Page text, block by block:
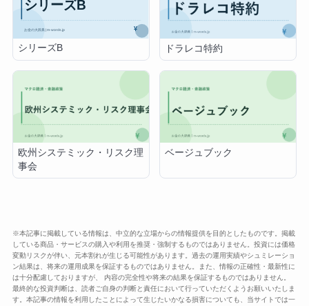
シリーズB ドラレコ特約
欧州システミック・リスク理
事会
ベージュブック
※本記事に掲載している情報は、中立的な立場からの情報提供を目的としたものです。掲載
している商品・サービスの購入や利用を推奨・強制するものではありません。投資には価格
変動リスクが伴い、元本割れが生じる可能性があります。過去の運用実績やシュミレーショ
ン結果は、将来の運用成果を保証するものではありません。また、情報の正確性・最新性に
は十分配慮しておりますが、 内容の完全性や将来の結果を保証するものではありません。
最終的な投資判断は、読者ご自身の判断と責任において行っていただくようお願いいたしま
す。本記事の情報を利用したことによって生じたいかなる損害についても、当サイトでは一